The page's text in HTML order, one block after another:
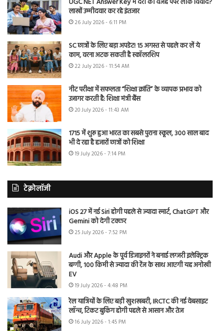
लाखों उम्मीदवार कर रहे इंतजार
26 July 2026 - 6:11 PM
SC छात्रों के लिए बड़ा अपडेट! 15 अगस्त से पहले कर लें ये
काम, वरना अटक सकती है स्कॉलरशिप
22 July 2026 - 11:54 AM
नीट परीक्षा में सफलता “शिक्षा क्रांति” के व्यापक प्रभाव को
उजागर करती है: शिक्षा मंत्री बैंस
20 July 2026 - 11:43 AM
1715 में शुरू हुआ भारत का सबसे पुराना स्कूल, 300 साल बाद
भी दे रहा है हजारों छात्रों को शिक्षा
19 July 2026 - 7:14 PM
टेक्नोलॉजी
iOS 27 में नई Siri होगी पहले से ज्यादा स्मार्ट, ChatGPT और
Gemini को देगी टक्कर
25 July 2026 - 7:52 PM
Audi और Apple के पूर्व डिजाइनरों ने बनाई लग्जरी इलेक्ट्रिक
बग्गी, 100 किमी से ज्यादा की रेंज के साथ आएगी यह अनोखी
EV
19 July 2026 - 4:48 PM
रेल यात्रियों के लिए बड़ी खुशखबरी, IRCTC की नई वेबसाइट
लॉन्च, टिकट बुकिंग होगी पहले से आसान और तेज
16 July 2026 - 1:45 PM